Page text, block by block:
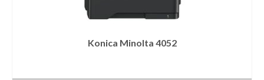
Konica Minolta 4052